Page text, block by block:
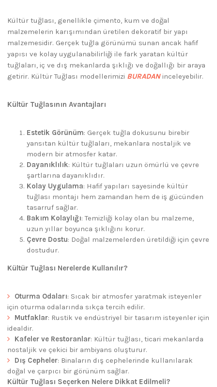
Kültür tuğlası, genellikle çimento, kum ve doğal
malzemelerin karışımından üretilen dekoratif bir yapı
malzemesidir. Gerçek tuğla görünümü sunan ancak hafif
yapısı ve kolay uygulanabilirliği ile fark yaratan kültür
tuğlaları, iç ve dış mekanlarda şıklığı ve doğallığı bir araya
getirir. Kültür Tuğlası modellerimizi BURADANinceleyebilir.
Kültür Tuğlasının Avantajları
Estetik Görünüm: Gerçek tuğla dokusunu birebir
yansıtan kültür tuğlaları, mekanlara nostaljik ve
modern bir atmosfer katar.
Dayanıklılık: Kültür tuğlaları uzun ömürlü ve çevre
şartlarına dayanıklıdır.
Kolay Uygulama: Hafif yapıları sayesinde kültür
tuğlası montajı hem zamandan hem de iş gücünden
tasarruf sağlar.
Bakım Kolaylığı: Temizliği kolay olan bu malzeme,
uzun yıllar boyunca şıklığını korur.
Çevre Dostu: Doğal malzemelerden üretildiği için çevre
dostudur.
Kültür Tuğlası Nerelerde Kullanılır?
Oturma Odaları: Sıcak bir atmosfer yaratmak isteyenler
için oturma odalarında sıkça tercih edilir.
Mutfaklar: Rustik ve endüstriyel bir tasarım isteyenler için
idealdir.
Kafeler ve Restoranlar: Kültür tuğlası, ticari mekanlarda
nostaljik ve çekici bir ambiyans oluşturur.
Dış Cepheler: Binaların dış cephelerinde kullanılarak
doğal ve çarpıcı bir görünüm sağlar.
Kültür Tuğlası Seçerken Nelere Dikkat Edilmeli?